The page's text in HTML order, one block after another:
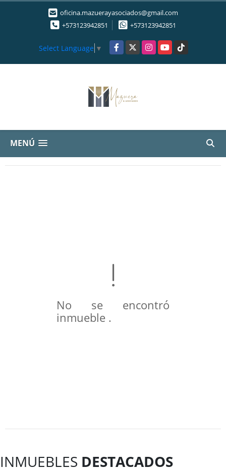
oficina.mazuerayasociados@gmail.com
+573123942851
+573123942851
Select Language ▼ Facebook
X InstagramYouTubeTikTok
MENÚ
No se encontró
inmueble .
INMUEBLES DESTACADOS